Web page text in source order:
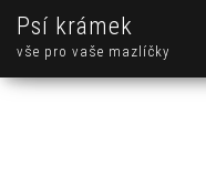
Psí krámek
vše pro vaše mazlíčky